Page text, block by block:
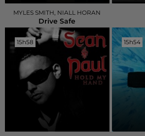
MYLES SMITH, NIALL HORAN
Drive Safe
15h58
15h58 15h54
15h54